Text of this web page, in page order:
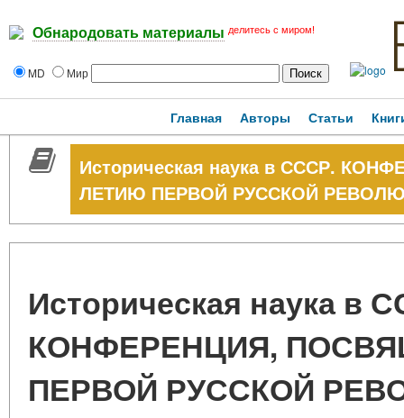
Обнародовать материалы делитесь с миром!
MD Мир
Главная Авторы Статьи
Историческая наука в СССР.
ЛЕТИЮ ПЕРВОЙ РУССКОЙ
Историческая наука в
КОНФЕРЕНЦИЯ,
ПЕРВОЙ РУССКОЙ